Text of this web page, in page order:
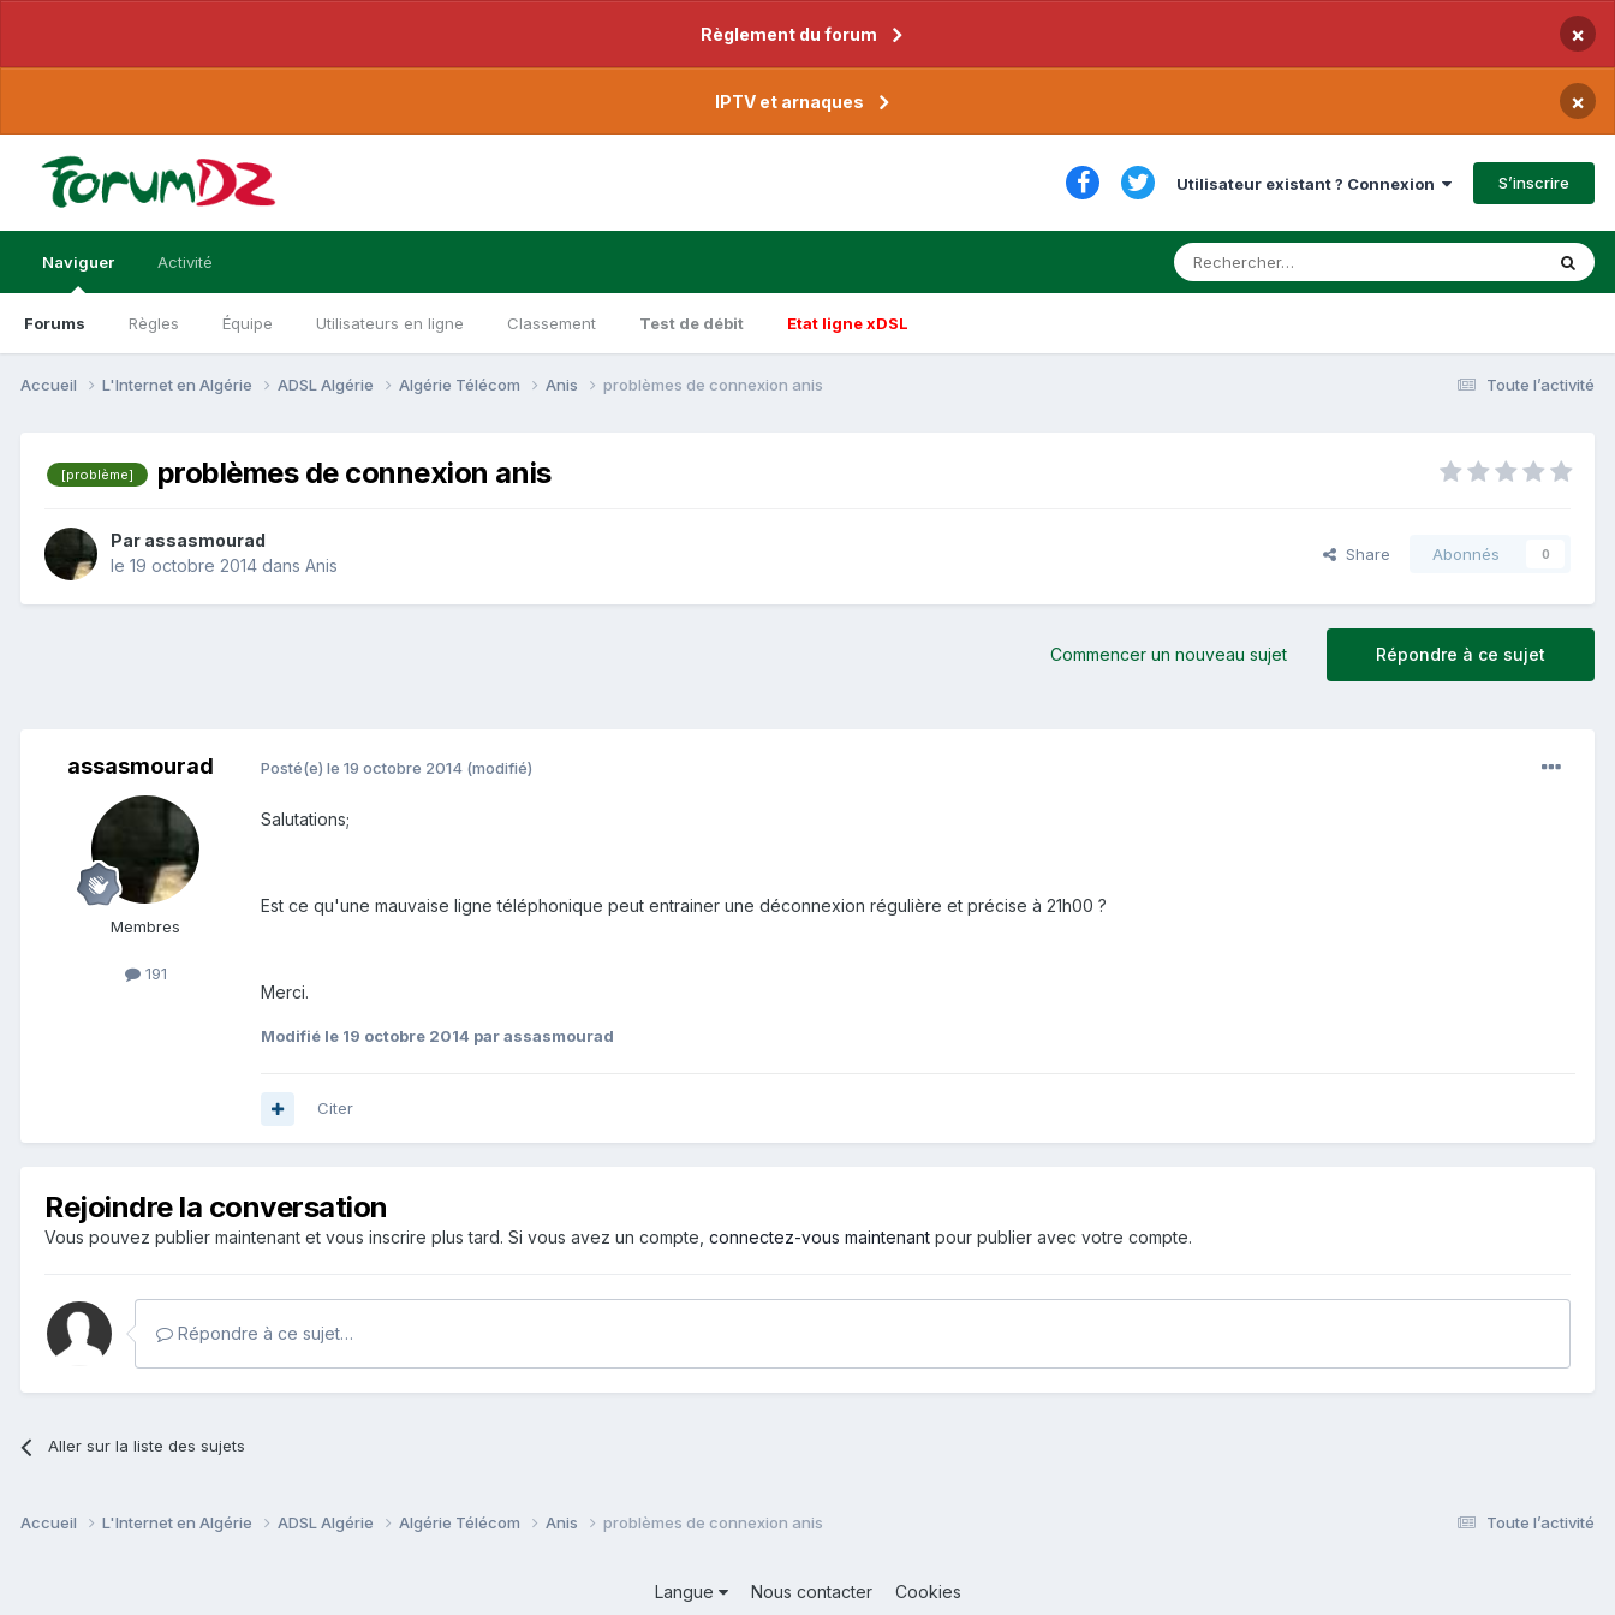
Règlement du forum ×
IPTV et arnaques ×
Utilisateur existant ? Connexion S’inscrire
Naviguer
Forums Règles Équipe Utilisateurs en ligne Classement Test de débit Etat ligne xDSL
Activité
Toute l’activité
Accueil L'Internet en Algérie ADSL Algérie Algérie Télécom Anis problèmes de connexion anis
[problème] problèmes de connexion anis
Par assasmourad
le 19 octobre 2014 dans Anis
Share Abonnés 0
Répondre à ce sujet
Commencer un nouveau sujet
assasmourad
Membres
191
Posté(e) le 19 octobre 2014 (modifié)
Salutations;
Est ce qu'une mauvaise ligne téléphonique peut entrainer une déconnexion régulière et précise à 21h00 ?
Merci.
Modifié le 19 octobre 2014 par assasmourad
Citer
Rejoindre la conversation
Vous pouvez publier maintenant et vous inscrire plus tard. Si vous avez un compte, connectez-vous maintenant pour publier avec votre compte.
Répondre à ce sujet…
Aller sur la liste des sujets
Toute l’activité
Accueil L'Internet en Algérie ADSL Algérie Algérie Télécom Anis problèmes de connexion anis
Langue Nous contacter Cookies